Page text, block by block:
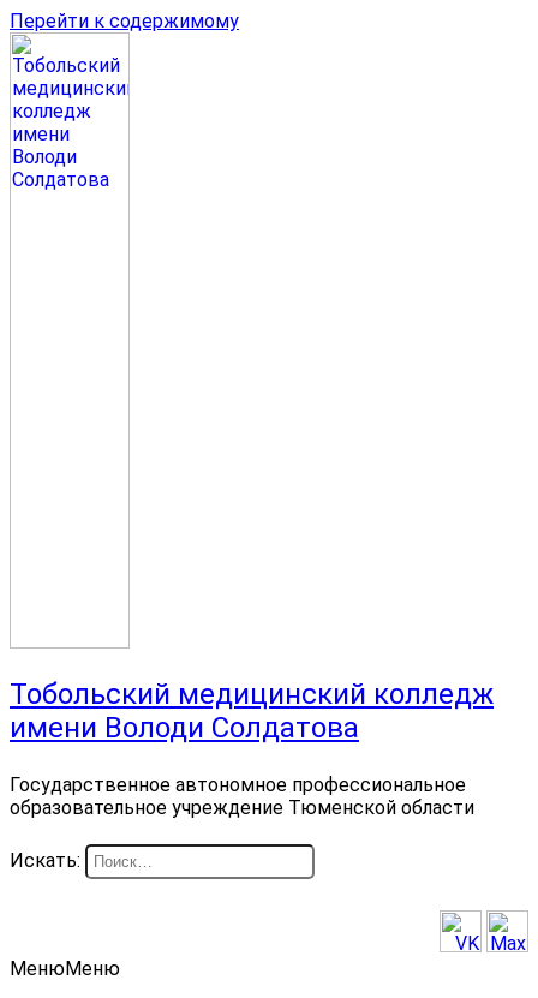
Перейти к содержимому
Тобольский медицинский колледж
имени Володи Солдатова
Государственное автономное профессиональное
образовательное учреждение Тюменской области
Искать:
МенюМеню